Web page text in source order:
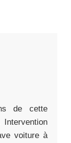
de cette
voiture à